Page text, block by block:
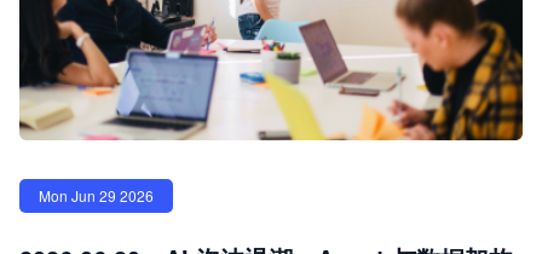
Mon Jun 29 2026